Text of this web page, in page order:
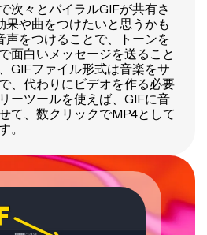
次々とバイラルGIFが共有さ
果や曲をつけたいと思うかも
声をつけることで、トーンを
面白いメッセージを送ること
GIFファイル形式は音楽をサ
、代わりにビデオを作る必要
ーツールを使えば、GIFに音
て、数クリックでMP4として
。